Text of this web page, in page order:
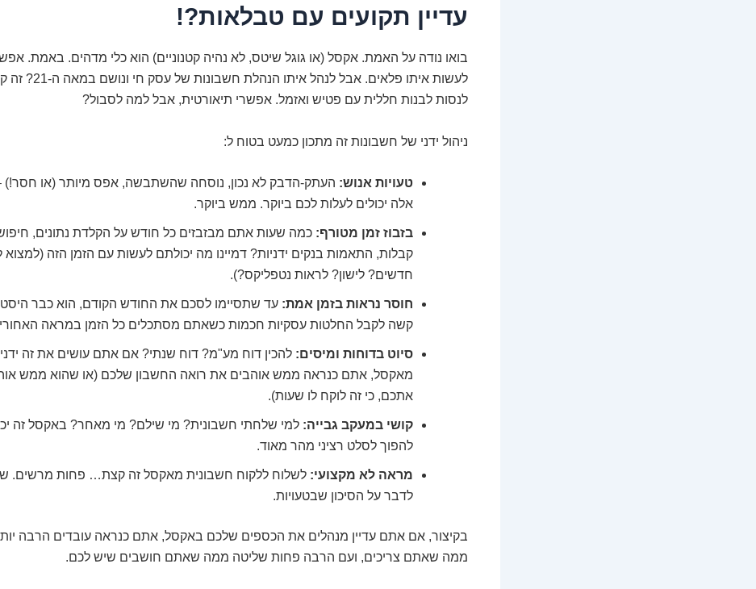
עדיין תקועים עם טבלאות?!
בואו נודה על האמת. אקסל (או גוגל שיטס, לא נהיה קטנוניים) הוא כלי מדהים. באמת.
לעשות איתו פלאים. אבל לנהל איתו
לנסות לבנות חללית עם פטיש ואזמל. אפשרי תיאורטית, אבל למה לסבול?
ניהול ידני של חשבונות זה מתכון כמעט בטוח ל:
טעויות אנוש: העתק-הדבק לא נכון, נוסחה שהשתבשה, אפס מיותר (או חסר!)
אלה יכולים לעלות לכם ביוקר. ממש ביוקר.
בזבוז זמן מטורף: כמה שעות אתם מבזבזים כל חודש על הקלדת נתונים,
קבלות, התאמות בנקים ידניות? דמיינו מה יכולתם לעשות עם הזמן הזה (למצוא
חדשים? לישון? לראות נטפליקס?).
חוסר נראות בזמן אמת: עד שתסיימו לסכם את החודש הקודם, הוא כבר
קשה לקבל החלטות עסקיות חכמות כשאתם מסתכלים כל הזמן במראה
סיוט בדוחות ומיסים: להכין דוח מע"מ? דוח שנתי? אם אתם עושים את זה
מאקסל, אתם כנראה ממש אוהבים את רואה החשבון שלכם (או שהוא ממש
אתכם, כי זה לוקח לו שעות).
קושי במעקב גבייה: למי שלחתי חשבונית? מי שילם? מי מאחר? באקסל זה
להפוך לסלט רציני מהר מאוד.
מראה לא מקצועי: לשלוח ללקוח חשבונית מאקסל זה קצת… פחות מרשים.
לדבר על הסיכון שבטעויות.
בקיצור, אם אתם עדיין מנהלים את הכספים שלכם באקסל, אתם כנראה עובדים הרבה
ממה שאתם צריכים, ועם הרבה פחות שליטה ממה שאתם חושבים שיש לכם.